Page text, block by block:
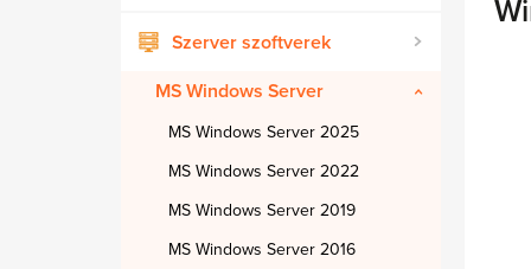
Szerver szoftverek
MS Windows Server
MS Windows Server 2025
MS Windows Server 2022
MS Windows Server 2019
MS Windows Server 2016